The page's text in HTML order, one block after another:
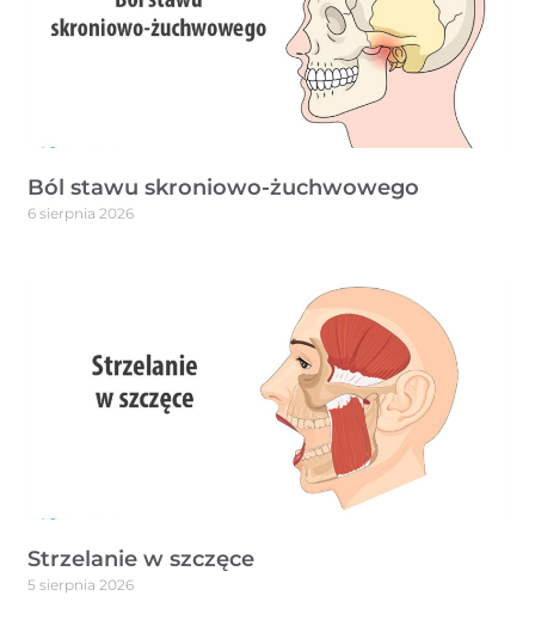
Ból stawu skroniowo-żuchwowego
6 sierpnia 2026
Strzelanie w szczęce
5 sierpnia 2026